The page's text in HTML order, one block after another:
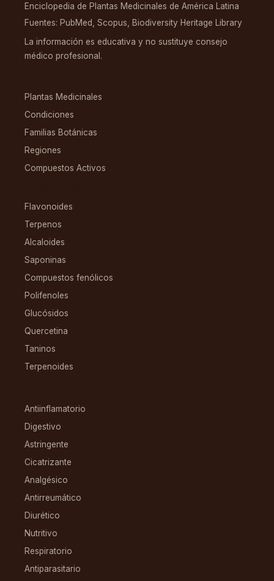
Enciclopedia de Plantas Medicinales de América Latina
Fuentes: PubMed, Scopus, Biodiversity Heritage Library
La información es educativa y no sustituye consejo
médico profesional.
Plantas Medicinales
Condiciones
Familias Botánicas
Regiones
Compuestos Activos
Flavonoides
Terpenos
Alcaloides
Saponinas
Compuestos fenólicos
Polifenoles
Glucósidos
Quercetina
Taninos
Terpenoides
Antiinflamatorio
Digestivo
Astringente
Cicatrizante
Analgésico
Antirreumático
Diurético
Nutritivo
Respiratorio
Antiparasitario